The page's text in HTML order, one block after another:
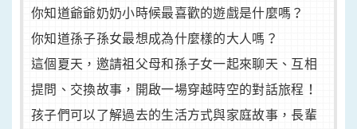
你知道爺爺奶奶小時候最喜歡的遊戲是什麼嗎？
你知道孫子孫女最想成為什麼樣的大人嗎？
這個夏天，邀請祖父母和孫子女一起來聊天、互相
提問、交換故事，開啟一場穿越時空的對話旅程！
孩子們可以了解過去的生活方式與家庭故事，長輩